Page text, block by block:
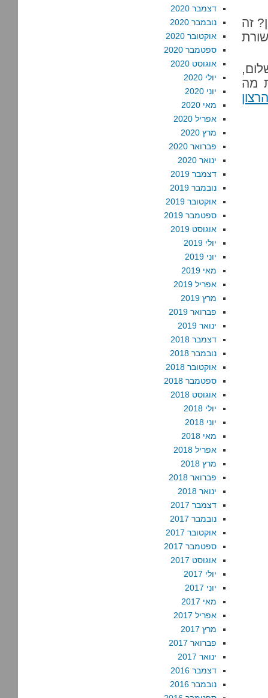
זה
מה
דצמבר 2020
נובמבר 2020
אוקטובר 2020
ספטמבר 2020
אוגוסט 2020
יולי 2020
יוני 2020
מאי 2020
אפריל 2020
מרץ 2020
פברואר 2020
ינואר 2020
דצמבר 2019
נובמבר 2019
אוקטובר 2019
ספטמבר 2019
אוגוסט 2019
יולי 2019
יוני 2019
מאי 2019
אפריל 2019
מרץ 2019
פברואר 2019
ינואר 2019
דצמבר 2018
נובמבר 2018
אוקטובר 2018
ספטמבר 2018
אוגוסט 2018
יולי 2018
יוני 2018
מאי 2018
אפריל 2018
מרץ 2018
פברואר 2018
ינואר 2018
דצמבר 2017
נובמבר 2017
אוקטובר 2017
ספטמבר 2017
אוגוסט 2017
יולי 2017
יוני 2017
מאי 2017
אפריל 2017
מרץ 2017
פברואר 2017
ינואר 2017
דצמבר 2016
נובמבר 2016